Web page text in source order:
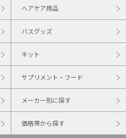
ヘアケア用品
バスグッズ
キット
サプリメント・フード
メーカー別に探す
価格帯から探す